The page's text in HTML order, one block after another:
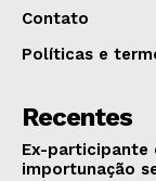
Contato
Políticas e
Recentes
Ex-participante
importunação